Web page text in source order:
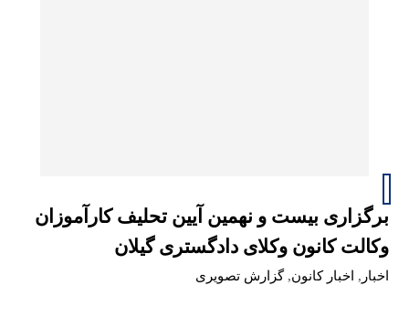
برگزاری بیست و نهمین آیین تحلیف کارآموزان
وکالت کانون وکلای دادگستری گیلان
اخبار , اخبار کانون,گزارش تصویری